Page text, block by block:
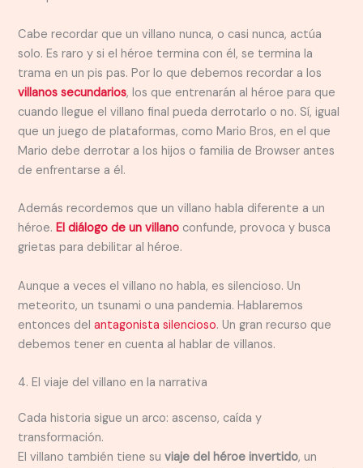
Cabe recordar que un villano nunca, o casi nunca, actúa
solo. Es raro y si el héroe termina con él, se termina la
trama en un pis pas. Por lo que debemos recordar a los
villanos secundarios, los que entrenarán al héroe para que
cuando llegue el villano final pueda derrotarlo o no. Sí, igual
que un juego de plataformas, como Mario Bros, en el que
Mario debe derrotar a los hijos o familia de Browser antes
de enfrentarse a él.
Además recordemos que un villano habla diferente a un
héroe.El diálogo de un villano confunde, provoca y busca
grietas para debilitar al héroe.
Aunque a veces el villano no habla, es silencioso. Un
meteorito, un tsunami o una pandemia. Hablaremos
entonces delantagonista silencioso. Un gran recurso que
debemos tener en cuenta al hablar de villanos.
4. El viaje del villano en la narrativa
Cada historia sigue un arco: ascenso, caída y
transformación.
El villano también tiene suviaje del héroe invertido, un